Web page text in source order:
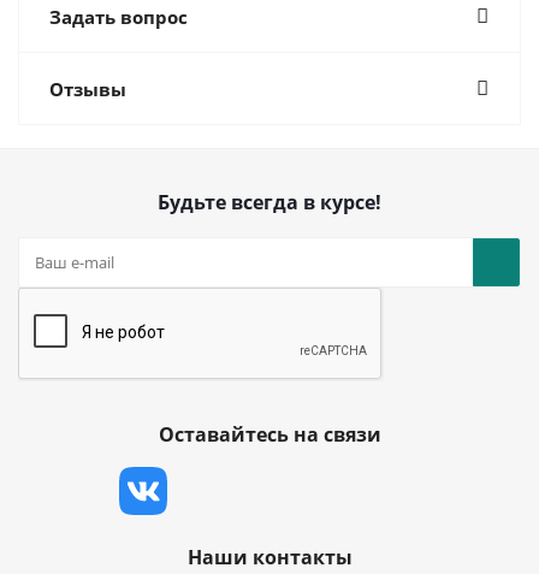
Задать вопрос
Отзывы
Будьте всегда в курсе!
Оставайтесь на связи
Наши контакты